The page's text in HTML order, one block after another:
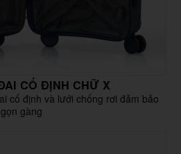
CỐ ĐỊNH CHỮ X
cố định và lưới chống rơi đảm bảo
gàng